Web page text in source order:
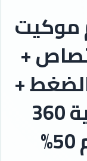
+
+
وصلة حنفية 360